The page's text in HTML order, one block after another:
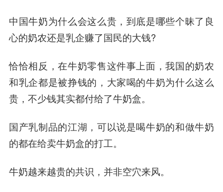
中国牛奶为什么会这么贵，到底是哪些个昧了良
心的奶农还是乳企赚了国民的大钱?
恰恰相反，在牛奶零售这件事上面，我国的奶农
和乳企都是被挣钱的，大家喝的牛奶为什么这么
贵，不少钱其实都付给了牛奶盒。
国产乳制品的江湖，可以说是喝牛奶的和做牛奶
的都在给卖牛奶盒的打工。
牛奶越来越贵的共识，并非空穴来风。